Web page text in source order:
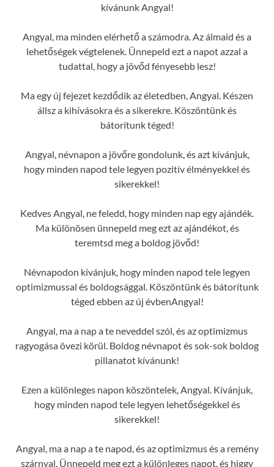
kívánunk Angyal!
Angyal, ma minden elérhető a számodra. Az álmaid és a
lehetőségek végtelenek. Ünnepeld ezt a napot azzal a
tudattal, hogy a jövőd fényesebb lesz!
Ma egy új fejezet kezdődik az életedben, Angyal. Készen
állsz a kihívásokra és a sikerekre. Köszöntünk és
bátorítunk téged!
Angyal, névnapon a jövőre gondolunk, és azt kívánjuk,
hogy minden napod tele legyen pozitív élményekkel és
sikerekkel!
Kedves Angyal, ne feledd, hogy minden nap egy ajándék.
Ma különösen ünnepeld meg ezt az ajándékot, és
teremtsd meg a boldog jövőd!
Névnapodon kívánjuk, hogy minden napod tele legyen
optimizmussal és boldogsággal. Köszöntünk és bátorítunk
téged ebben az új évbenAngyal!
Angyal, ma a nap a te neveddel szól, és az optimizmus
ragyogása övezi körül. Boldog névnapot és sok-sok boldog
pillanatot kívánunk!
Ezen a különleges napon köszöntelek, Angyal. Kívánjuk,
hogy minden napod tele legyen lehetőségekkel és
sikerekkel!
Angyal, ma a nap a te napod, és az optimizmus és a remény
szárnyal. Ünnepeld meg ezt a különleges napot, és higgy